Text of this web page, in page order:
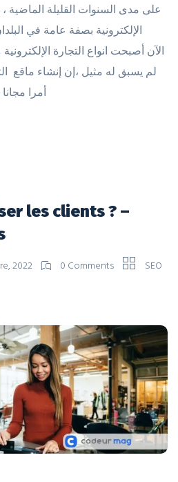
على مدى السنوات القليلة الماضية
الإلكترونية بصفة عامة في
لم يسبق له مثيل ،إن إنشاء ماقع
أمرا
les clients ? –
2022 0 Comments
SEO